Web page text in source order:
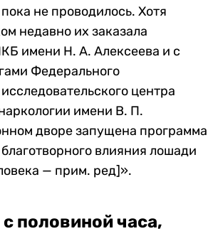
не проводилось. Хотя
недавно их заказала
имени Н. А. Алексеева и с
Федерального
центра
имени В. П.
дворе запущена программа
влияния лошади
— прим. ред]».
половиной часа,